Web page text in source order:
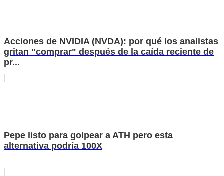
Acciones de NVIDIA (NVDA): por qué los analistas
gritan "comprar" después de la caída reciente de
pr...
Pepe listo para golpear a ATH pero esta
alternativa podría 100X